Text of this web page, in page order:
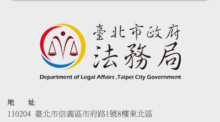
地 址
110204 臺北市信義區市府路1號8樓東北區